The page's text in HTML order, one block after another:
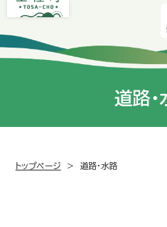
道路・
トップページ >
道路・水路